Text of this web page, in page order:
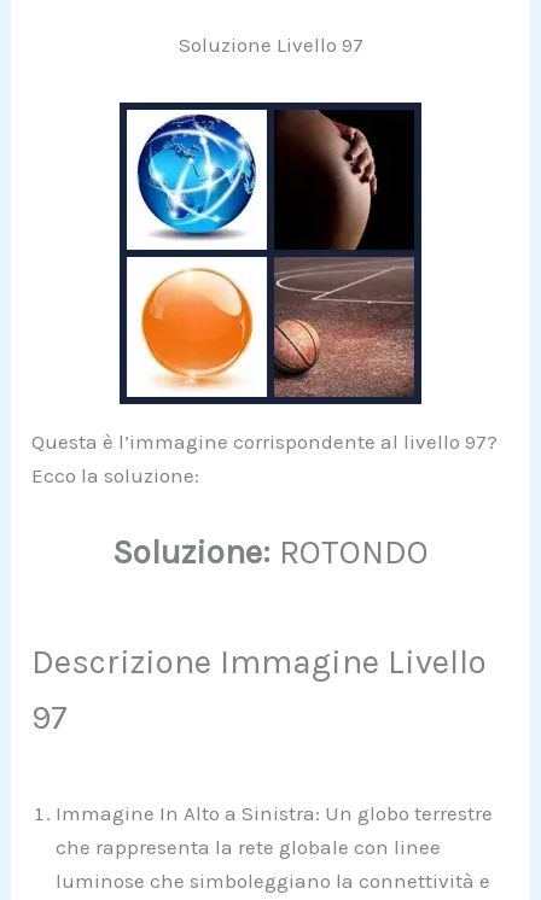
Soluzione Livello 97
Questa è l’immagine corrispondente al livello 97?
Ecco la soluzione:
Soluzione: ROTONDO
Descrizione Immagine Livello
97
Immagine In Alto a Sinistra: Un globo terrestre
che rappresenta la rete globale con linee
luminose che simboleggiano la connettività e